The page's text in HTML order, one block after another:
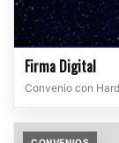
Firma Digital
Convenio con